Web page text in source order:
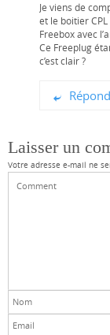
Je viens de
et le boitier
Freebox avec
Ce Freeplug
c’est clair ?
Laisser un
Votre adresse e-mail ne